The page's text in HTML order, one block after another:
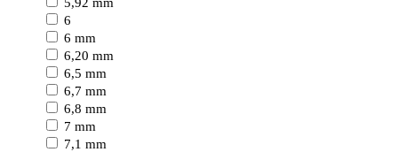
6
6 mm
6,20 mm
6,5 mm
6,7 mm
6,8 mm
7 mm
7,1 mm